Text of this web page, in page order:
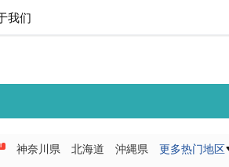
我们
神奈川県 北海道 沖縄県
更多热门地区